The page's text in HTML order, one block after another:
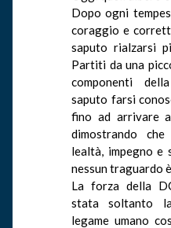
Dopo ogni
coraggio e
saputo rialzarsi
Partiti da una
componenti
saputo farsi
fino ad arrivare
dimostrando
lealtà, impegno e
nessun traguardo
La forza della
stata soltanto
legame umano